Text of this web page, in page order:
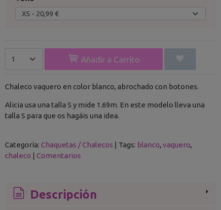
Añadir a Carrito
Chaleco vaquero en color blanco, abrochado con botones.
Alicia usa una talla S y mide 1.69m. En este modelo lleva una
talla S para que os hagáis una idea.
Categoría: Chaquetas / Chalecos | Tags: blanco vaquero
chaleco | Comentarios
Descripción